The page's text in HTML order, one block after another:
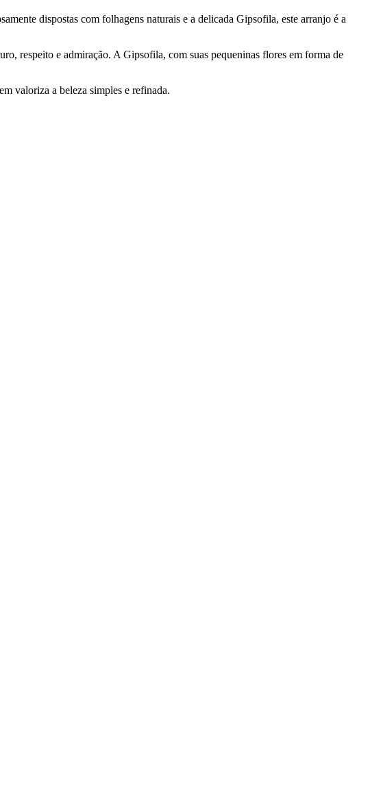
dispostas com folhagens naturais e a delicada Gipsofila, este arranjo é a
respeito e admiração. A Gipsofila, com suas pequeninas flores em forma de
valoriza a beleza simples e refinada.